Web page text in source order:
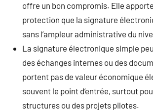
offre un bon compromis. Elle
protection que la signature
sans l’ampleur administrative du
La signature électronique simple
des échanges internes ou des
portent pas de valeur économique
souvent le point d’entrée, surtout
structures ou des projets pilotes.